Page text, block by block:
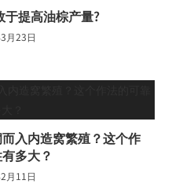
提高油棕产量?
月23日
入内造窝繁殖？这个作
多大？
月11日